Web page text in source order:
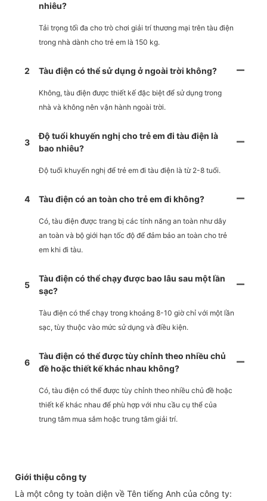
nhiêu?
Tải trọng tối đa cho trò chơi giải trí thương mại trên tàu điện
trong nhà dành cho trẻ em là 150 kg.
2 Tàu điện có thể sử dụng ở ngoài trời không?
Không, tàu điện được thiết kế đặc biệt để sử dụng trong
nhà và không nên vận hành ngoài trời.
3
Độ tuổi khuyến nghị cho trẻ em đi tàu điện là
bao nhiêu?
Độ tuổi khuyến nghị để trẻ em đi tàu điện là từ 2-8 tuổi.
4 Tàu điện có an toàn cho trẻ em đi không?
Có, tàu điện được trang bị các tính năng an toàn như dây
an toàn và bộ giới hạn tốc độ để đảm bảo an toàn cho trẻ
em khi đi tàu.
5
Tàu điện có thể chạy được bao lâu sau một lần
sạc?
Tàu điện có thể chạy trong khoảng 8-10 giờ chỉ với một lần
sạc, tùy thuộc vào mức sử dụng và điều kiện.
6
Tàu điện có thể được tùy chỉnh theo nhiều chủ
đề hoặc thiết kế khác nhau không?
Có, tàu điện có thể được tùy chỉnh theo nhiều chủ đề hoặc
thiết kế khác nhau để phù hợp với nhu cầu cụ thể của
trung tâm mua sắm hoặc trung tâm giải trí.
Giới thiệu công ty
Là một công ty toàn diện về Tên tiếng Anh của công ty: